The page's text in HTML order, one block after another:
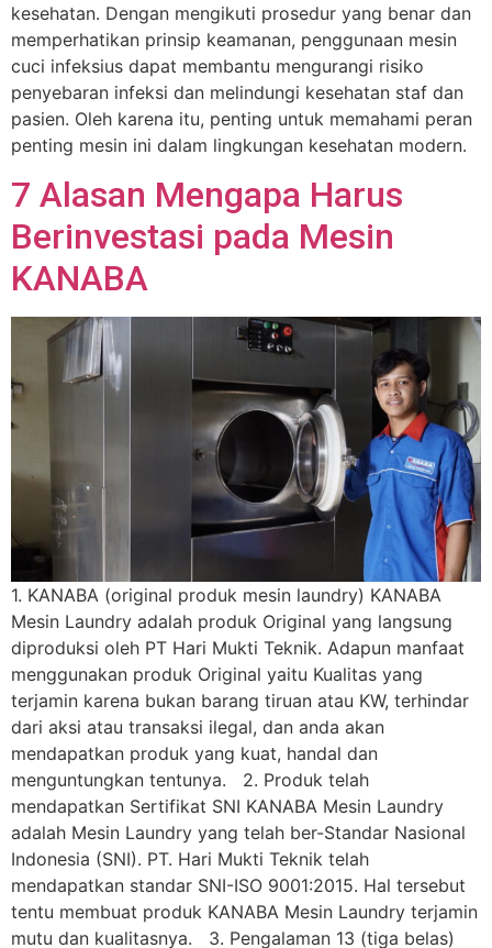
kesehatan. Dengan mengikuti prosedur yang benar dan
memperhatikan prinsip keamanan, penggunaan mesin
cuci infeksius dapat membantu mengurangi risiko
penyebaran infeksi dan melindungi kesehatan staf dan
pasien. Oleh karena itu, penting untuk memahami peran
penting mesin ini dalam lingkungan kesehatan modern.
7 Alasan Mengapa Harus
Berinvestasi pada Mesin
KANABA
1. KANABA (original produk mesin laundry) KANABA
Mesin Laundry adalah produk Original yang langsung
diproduksi oleh PT Hari Mukti Teknik. Adapun manfaat
menggunakan produk Original yaitu Kualitas yang
terjamin karena bukan barang tiruan atau KW, terhindar
dari aksi atau transaksi ilegal, dan anda akan
mendapatkan produk yang kuat, handal dan
menguntungkan tentunya. 2. Produk telah
mendapatkan Sertifikat SNI KANABA Mesin Laundry
adalah Mesin Laundry yang telah ber-Standar Nasional
Indonesia (SNI). PT. Hari Mukti Teknik telah
mendapatkan standar SNI-ISO 9001:2015. Hal tersebut
tentu membuat produk KANABA Mesin Laundry terjamin
mutu dan kualitasnya. 3. Pengalaman 13 (tiga belas)